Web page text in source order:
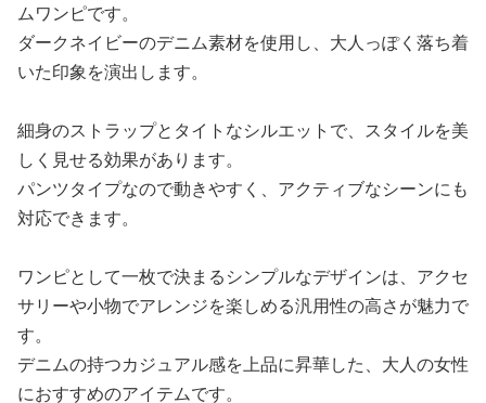
ムワンピです。
ダークネイビーのデニム素材を使用し、大人っぽく落ち着
いた印象を演出します。
細身のストラップとタイトなシルエットで、スタイルを美
しく見せる効果があります。
パンツタイプなので動きやすく、アクティブなシーンにも
対応できます。
ワンピとして一枚で決まるシンプルなデザインは、アクセ
サリーや小物でアレンジを楽しめる汎用性の高さが魅力で
す。
デニムの持つカジュアル感を上品に昇華した、大人の女性
におすすめのアイテムです。